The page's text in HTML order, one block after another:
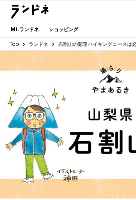
Mt.ランドネ ショッピング
Top ランドネ 石割山の開運ハイキングコースは